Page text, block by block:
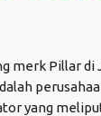
merk Pillar di
yang